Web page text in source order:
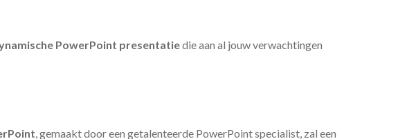
PowerPoint presentatiedie aan al jouw verwachtingen
, gemaakt door een getalenteerde PowerPoint specialist, zal een